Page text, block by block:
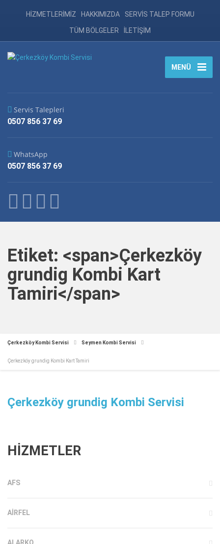
HİZMETLERİMİZ HAKKIMIZDA SERVİS TALEP FORMU
TÜM BÖLGELER İLETİŞİM
MENÜ
Servis Talepleri
0507 856 37 69
WhatsApp
0507 856 37 69
Etiket: <span>Çerkezköy
grundig Kombi Kart
Tamiri</span>
Çerkezköy Kombi Servisi Seymen Kombi Servisi
Çerkezköy grundig Kombi Kart Tamiri
Çerkezköy grundig Kombi Servisi
HİZMETLER
AFS
AIRFEL
ALARKO